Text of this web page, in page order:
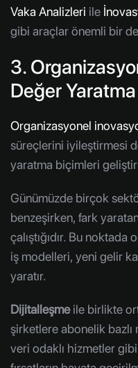
Vaka Analizleri ile
gibi araçlar önemli bir
3.
Değer Yaratma
Organizasyonel
süreçlerini iyileştirmesi
yaratma biçimleri
Günümüzde birçok
benzeşirken, fark
çalıştığıdır. Bu
iş modelleri, yeni gelir
yaratır.
Dijitalleşmeile birlikte
şirketlere abonelik bazlı
veri odaklı hizmetler